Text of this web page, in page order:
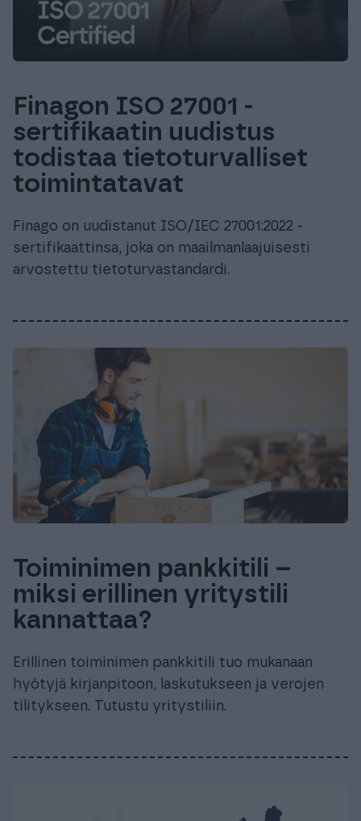
Finagon ISO 27001 -
sertifikaatin uudistus
todistaa tietoturvalliset
toimintatavat
Finago on uudistanut ISO/IEC 27001:2022 -
sertifikaattinsa, joka on maailmanlaajuisesti
arvostettu tietoturvastandardi.
Toiminimen pankkitili –
miksi erillinen yritystili
kannattaa?
Erillinen toiminimen pankkitili tuo mukanaan
hyötyjä kirjanpitoon, laskutukseen ja verojen
tilitykseen. Tutustu yritystiliin.